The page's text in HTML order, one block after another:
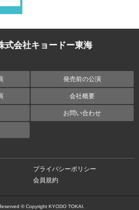
式会社キョードー東海
発売前の公演
会社概要
お問い合わせ
プライバシーポリシー
会員規約
© Copyright KYODO TOKAI.